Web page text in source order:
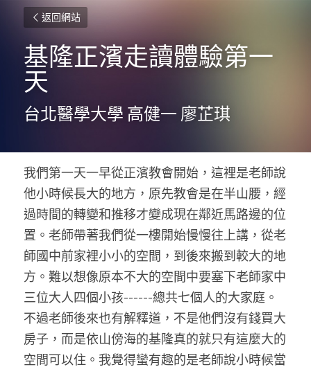
返回網站
基隆正濱走讀體驗第一
天
台北醫學大學 高健一 廖芷琪
我們第一天一早從正濱教會開始，這裡是老師說
他小時候長大的地方，原先教會是在半山腰，經
過時間的轉變和推移才變成現在鄰近馬路邊的位
置。老師帶著我們從一樓開始慢慢往上講，從老
師國中前家裡小小的空間，到後來搬到較大的地
方。難以想像原本不大的空間中要塞下老師家中
三位大人四個小孩------總共七個人的大家庭。
不過老師後來也有解釋道，不是他們沒有錢買大
房子，而是依山傍海的基隆真的就只有這麼大的
空間可以住。我覺得蠻有趣的是老師說小時候當